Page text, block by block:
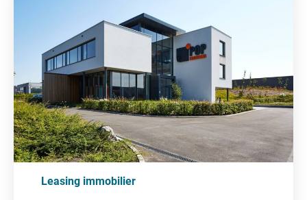
Leasing immobilier